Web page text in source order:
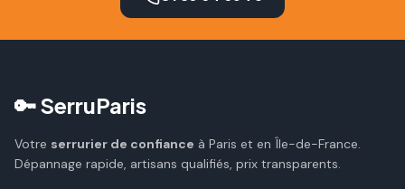
🔑 SerruParis
Votre serrurier de confiance à Paris et en Île-de-France.
Dépannage rapide, artisans qualifiés, prix transparents.